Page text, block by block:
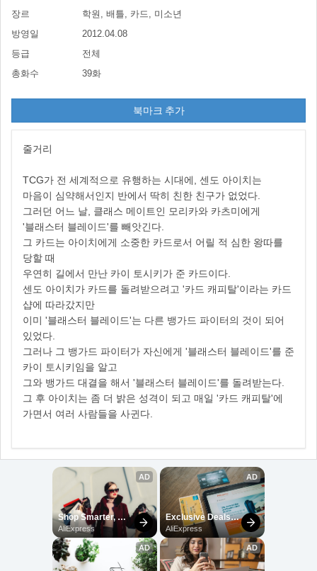
장르
학원, 배틀, 카드, 미소년
방영일
2012.04.08
등급
전체
총화수
39화
북마크 추가
줄거리
TCG가 전 세계적으로 유행하는 시대에, 센도 아이치는
마음이 심약해서인지 반에서 딱히 친한 친구가 없었다.
그러던 어느 날, 클래스 메이트인 모리카와 카츠미에게
'블래스터 블레이드'를 빼앗긴다.
그 카드는 아이치에게 소중한 카드로서 어릴 적 심한 왕따를
당할 때
우연히 길에서 만난 카이 토시키가 준 카드이다.
센도 아이치가 카드를 돌려받으려고 '카드 캐피탈'이라는 카드
샵에 따라갔지만
이미 '블래스터 블레이드'는 다른 뱅가드 파이터의 것이 되어
있었다.
그러나 그 뱅가드 파이터가 자신에게 '블래스터 블레이드'를 준
카이 토시키임을 알고
그와 뱅가드 대결을 해서 '블래스터 블레이드'를 돌려받는다.
그 후 아이치는 좀 더 밝은 성격이 되고 매일 '카드 캐피탈'에
가면서 여러 사람들을 사귄다.